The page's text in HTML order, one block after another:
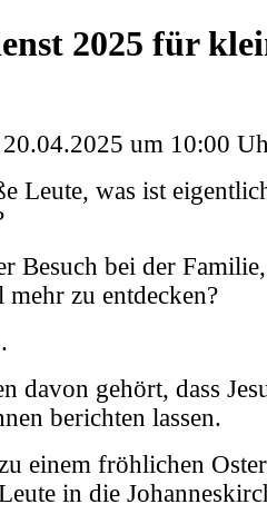
2025 für
20.04.2025 um 10:00
Leute, was ist
Besuch bei der
zu entdecken?
davon gehört, dass
berichten lassen.
einem fröhlichen
in die